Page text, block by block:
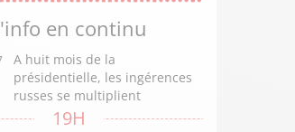
en continu
A huit mois de la
présidentielle, les ingérences
russes se multiplient
19H